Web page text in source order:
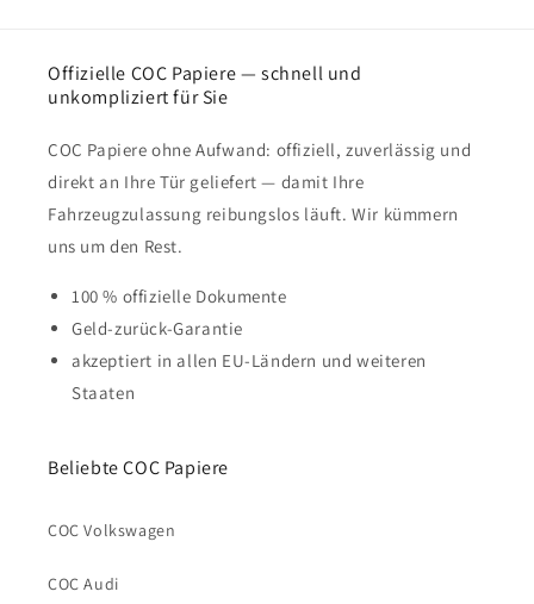
Offizielle COC Papiere — schnell und
unkompliziert für Sie
COC Papiere ohne Aufwand: offiziell, zuverlässig und
direkt an Ihre Tür geliefert — damit Ihre
Fahrzeugzulassung reibungslos läuft. Wir kümmern
uns um den Rest.
100 % offizielle Dokumente
Geld-zurück-Garantie
akzeptiert in allen EU-Ländern und weiteren
Staaten
Beliebte COC Papiere
COC Volkswagen
COC Audi